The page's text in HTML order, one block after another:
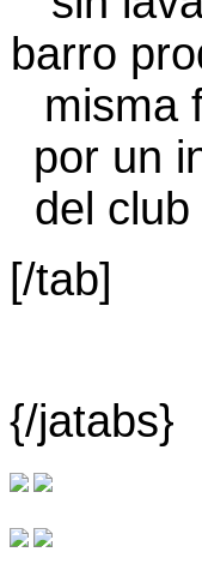
[/tab]
{/jatabs}